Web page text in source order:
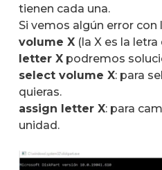
tienen cada una.
Si vemos algún error
volume X (la X es la
letter X podremos
select volume X: para
quieras.
assign letter X: para
unidad.